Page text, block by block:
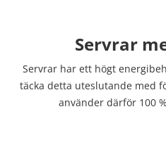
Servrar
Servrar har ett högt
täcka detta uteslutande med
använder därför 100